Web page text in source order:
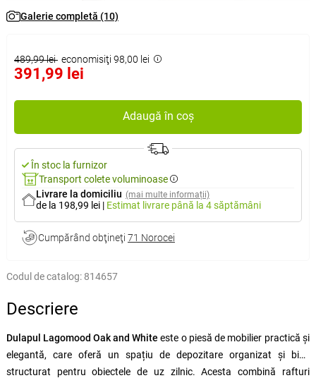
Galerie completă (10)
489,99 lei economisiţi 98,00 lei
391,99 lei
Adaugă în coș
În stoc la furnizor
Transport colete voluminoase
Livrare la domiciliu (mai multe informații)
de la 198,99 lei | Estimat livrare până la 4 săptămâni
Cumpărând obţineţi 71 Norocei
Codul de catalog: 814657
Descriere
Dulapul Lagomood Oak and White este o piesă de mobilier practică și
elegantă, care oferă un spațiu de depozitare organizat și bine
structurat pentru obiectele de uz zilnic. Acesta combină rafturi